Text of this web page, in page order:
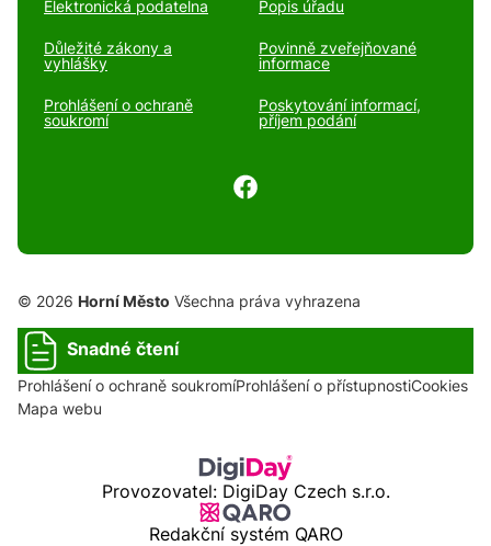
Elektronická podatelna Popis úřadu
Důležité zákony a
vyhlášky
Povinně zveřejňované
informace
Prohlášení o ochraně
soukromí
Poskytování informací,
příjem podání
© 2026 Horní Město Všechna práva vyhrazena
Snadné čtení
Prohlášení o ochraně soukromíProhlášení o přístupnostiCookies
Mapa webu
Provozovatel: DigiDay Czech s.r.o.
Redakční systém QARO